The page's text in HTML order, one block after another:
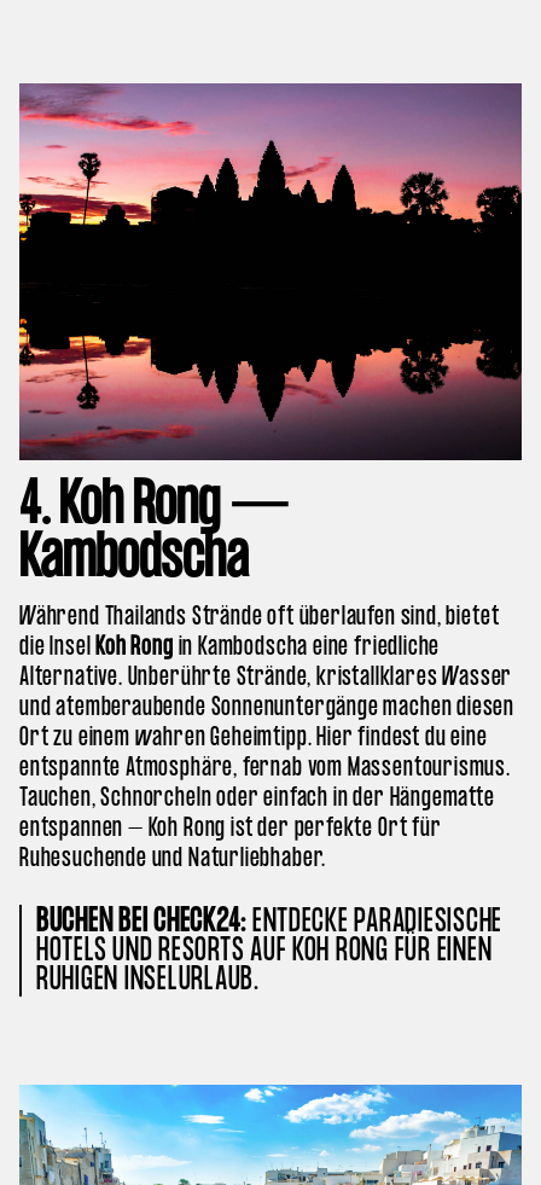
4. Koh Rong —
Kambodscha
Während Thailands Strände oft überlaufen sind, bietet
die InselKoh Rong in Kambodscha eine friedliche
Alternative. Unberührte Strände, kristallklares Wasser
und atemberaubende Sonnenuntergänge machen diesen
Ort zu einem wahren Geheimtipp. Hier findest du eine
entspannte Atmosphäre, fernab vom Massentourismus.
Tauchen, Schnorcheln oder einfach in der Hängematte
entspannen – Koh Rong ist der perfekte Ort für
Ruhesuchende und Naturliebhaber.
BUCHEN BEI CHECK24:ENTDECKE PARADIESISCHE
HOTELS UND RESORTS AUF KOH RONG FÜR EINEN
RUHIGEN INSELURLAUB.